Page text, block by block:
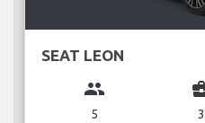
SEAT LEON
group
5 3